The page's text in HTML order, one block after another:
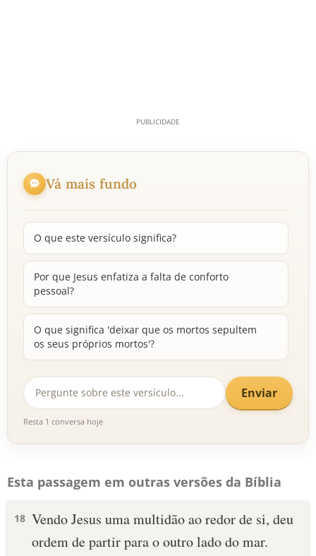
Vá mais fundo
O que este versículo significa?
Por que Jesus enfatiza a falta de conforto
pessoal?
O que significa 'deixar que os mortos sepultem
os seus próprios mortos'?
Enviar
Resta 1 conversa hoje
Esta passagem em outras versões da Bíblia
18 Vendo Jesus uma multidão ao redor de si, deu
ordem de partir para o outro lado do mar.